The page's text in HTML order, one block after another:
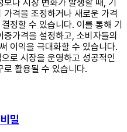
나 시장 변화가 발생할 때, 기
격을 조정하거나 새로운 가격
정할 수 있습니다. 이를 통해 기
가격을 설정하고, 소비자들의
이익을 극대화할 수 있습니다.
로 시장을 운영하고 성공적인
로 활용될 수 있습니다.
밀